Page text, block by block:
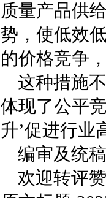
质量产品供
势，使低效
的价格竞争
这种措施
体现了公平
升’促进行业
编审及统
欢迎转评